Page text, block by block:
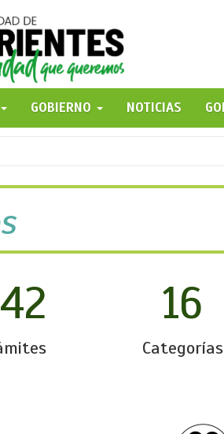
GOBIERNO NOTICIAS
16
Categorías